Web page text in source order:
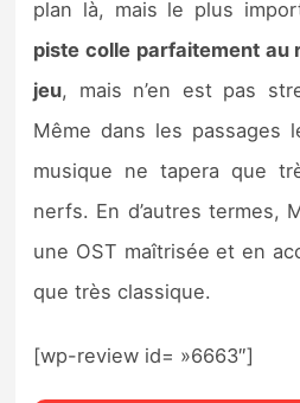
plan là, mais le plus
piste colle parfaitement au
jeu, mais n’en est pas
Même dans les passages
musique ne tapera que
nerfs. En d’autres termes,
une OST maîtrisée et en
que très classique.
[wp-review id= »6663″]